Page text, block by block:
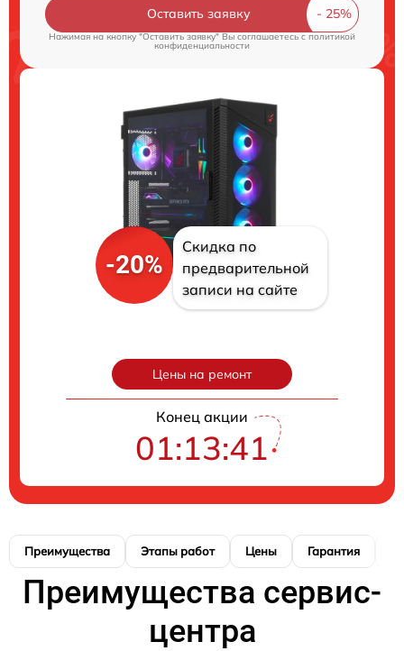
Оставить заявку
Нажимая на кнопку "Оставить заявку" Вы соглашаетесь cполитикой
конфиденциальности
-20%
Скидка по
предварительной
записи на сайте
Цены на ремонт
Конец акции
01:13:40
Преимущества Этапы работ Цены Гарантия
Преимущества сервис-
центра